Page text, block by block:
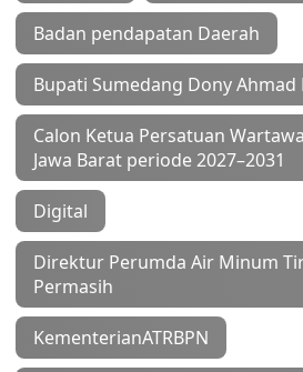
Badan pendapatan Daerah
Bupati Sumedang Dony
Calon Ketua Persatuan
Jawa Barat periode 2027–2031
Digital
Direktur Perumda Air Minum
Permasih
KementerianATRBPN